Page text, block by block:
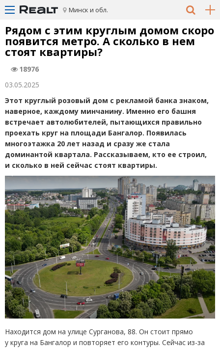
Минск и обл.
Рядом с этим круглым домом скоро
появится метро. А сколько в нем
стоят квартиры?
18976
03.05.2025
Этот круглый розовый дом с рекламой банка знаком,
наверное, каждому минчанину. Именно его башня
встречает автолюбителей, пытающихся правильно
проехать круг на площади Бангалор. Появилась
многоэтажка 20 лет назад и сразу же стала
доминантой квартала. Рассказываем, кто ее строил,
и сколько в ней сейчас стоят квартиры.
Находится дом на улице Сурганова, 88. Он стоит прямо
у круга на Бангалор и повторяет его контуры. Сейчас из-за